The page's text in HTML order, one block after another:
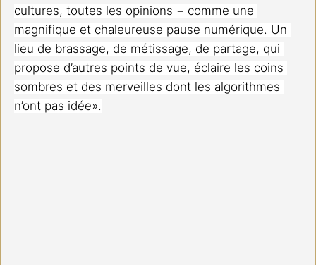
cultures, toutes les opinions − comme une
magnifique et chaleureuse pause numérique. Un
lieu de brassage, de métissage, de partage, qui
propose d’autres points de vue, éclaire les coins
sombres et des merveilles dont les algorithmes
n’ont pas idée».